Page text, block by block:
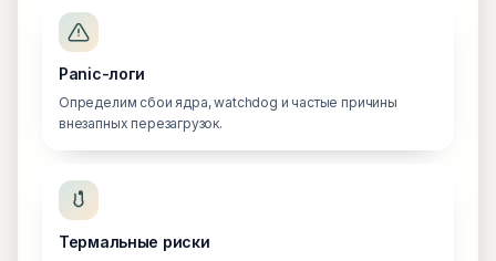
Panic-логи
Определим сбои ядра, watchdog и частые причины
внезапных перезагрузок.
Термальные риски